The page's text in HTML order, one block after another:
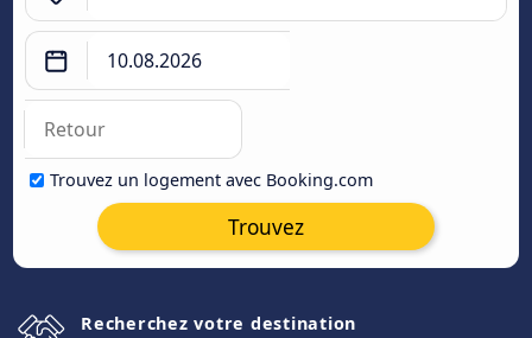
Trouvez un logement avec Booking.com
Trouvez
Recherchez votre destination